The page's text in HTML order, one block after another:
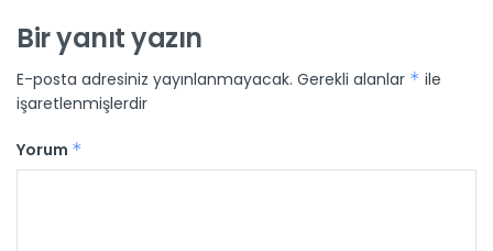
Bir yanıt yazın
E-posta adresiniz yayınlanmayacak. Gerekli alanlar * ile
işaretlenmişlerdir
Yorum *